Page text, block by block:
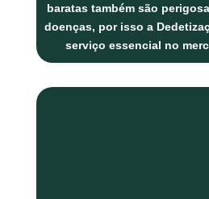
baratas também são
doenças, por isso a
serviço essencial no